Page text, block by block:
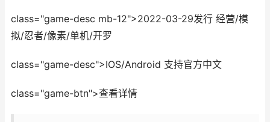
class="game-desc mb-12">2022-03-29发行 经营/模
拟/忍者/像素/单机/开罗
class="game-desc">IOS/Android 支持官方中文
class="game-btn">查看详情